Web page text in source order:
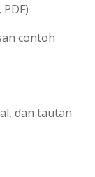
contoh
dan tautan